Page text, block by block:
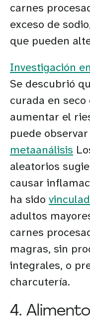
carnes
exceso de
que pueden
Investigación
Se descubrió
curada en
aumentar el
puede
metaanálisis
aleatorios
causar
ha sido
adultos
carnes
magras, sin
integrales, o
charcutería.
4.